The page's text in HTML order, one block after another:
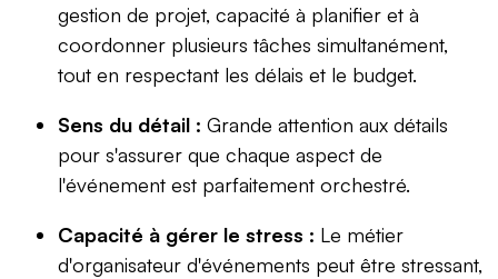
gestion de projet, capacité à planifier et à
coordonner plusieurs tâches simultanément,
tout en respectant les délais et le budget.
Sens du détail : Grande attention aux détails
pour s'assurer que chaque aspect de
l'événement est parfaitement orchestré.
Capacité à gérer le stress : Le métier
d'organisateur d'événements peut être stressant,